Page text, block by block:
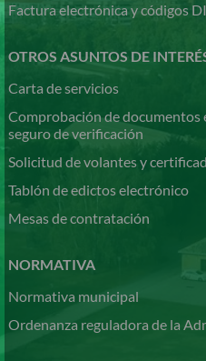
Factura electrónica y códigos
OTROS ASUNTOS DE
Carta de servicios
Comprobación de
seguro de verificación
Solicitud de volantes y
Tablón de edictos electrónico
Mesas de contratación
NORMATIVA
Normativa municipal
Ordenanza reguladora de la